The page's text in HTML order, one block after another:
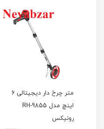
متر چرخ دار دیجیتالی 6
اینچ مدل RH-9855
رونیکس